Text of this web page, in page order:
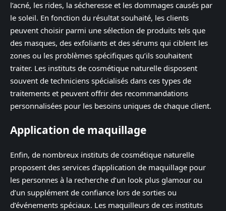
l’acné, les rides, la sécheresse et les dommages causés par
le soleil. En fonction du résultat souhaité, les clients
peuvent choisir parmi une sélection de produits tels que
des masques, des exfoliants et des sérums qui ciblent les
zones ou les problèmes spécifiques qu’ils souhaitent
traiter. Les instituts de cosmétique naturelle disposent
souvent de techniciens spécialisés dans ces types de
traitements et peuvent offrir des recommandations
personnalisées pour les besoins uniques de chaque client.
Application de maquillage
Enfin, de nombreux instituts de cosmétique naturelle
proposent des services d’application de maquillage pour
les personnes à la recherche d’un look plus glamour ou
d’un supplément de confiance lors de sorties ou
d’événements spéciaux. Les maquilleurs de ces instituts